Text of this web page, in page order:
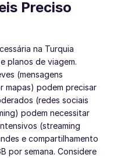
Preciso
na Turquia
planos de viagem.
(mensagens
mapas) podem precisar
(redes sociais
podem necessitar
(streaming
e compartilhamento
por semana. Considere